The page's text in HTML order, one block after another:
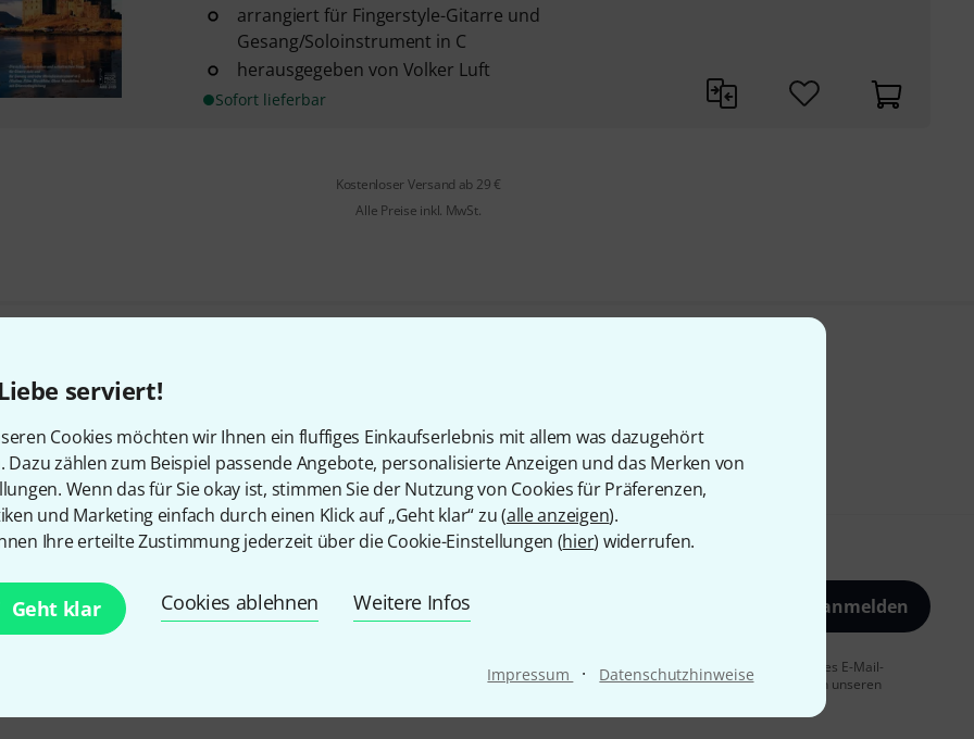
serviert!
Cookies möchten wir Ihnen ein fluffiges Einkaufserlebnis mit allem was dazugehört
Dazu zählen zum Beispiel passende Angebote, personalisierte Anzeigen und das Merken von
Wenn das für Sie okay ist, stimmen Sie der Nutzung von Cookies für Präferenzen,
und Marketing einfach durch einen Klick auf „Geht klar“ zu (alle anzeigen).
Ihre erteilte Zustimmung jederzeit über die Cookie-Einstellungen (hier) widerrufen.
Geht klar Cookies ablehnen Weitere Infos
Impressum · Datenschutzhinweise
arrangiert für Fingerstyle-Gitarre und
Gesang/Soloinstrument in C
herausgegeben von Volker Luft
Sofort lieferbar
Kostenloser Versand ab 29 €
Alle Preise inkl. MwSt.
Teilen Hilfe & Feedback
mit etwas Glück
E-Mail-Adresse* Jetzt anmelden
Mit Klick auf „Jetzt anmelden“ stimmen Sie dem Erhalt von E-Mail-Werbung und einer Messung des E-Mail-
Nutzungsverhaltens zu. Die Abmeldung ist jederzeit möglich. Weitere Informationen finden Sie in unseren